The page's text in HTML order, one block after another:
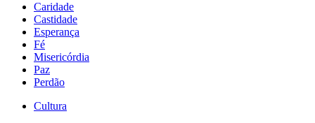
Caridade
Castidade
Esperança
Fé
Misericórdia
Paz
Perdão
Cultura